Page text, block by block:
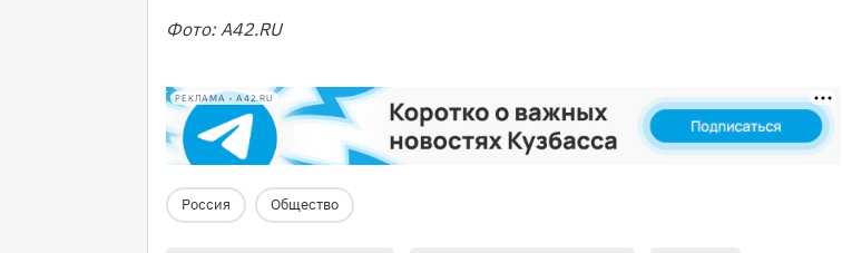
Фото: A42.RU
РЕКЛАМА • A42.RU
Россия Общество